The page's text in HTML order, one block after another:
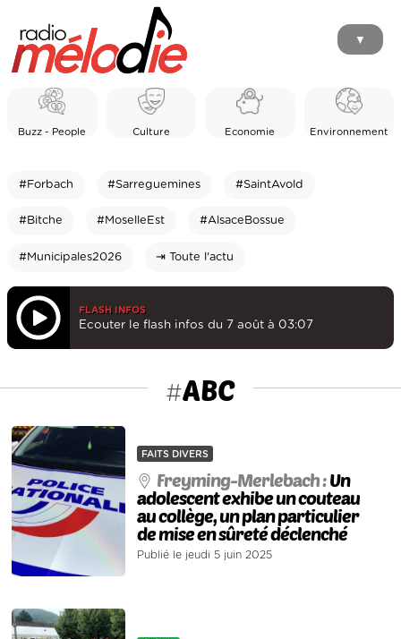
▼
Buzz - People Culture Economie Environnement
#Forbach #Sarreguemines #SaintAvold
#Bitche #MoselleEst #AlsaceBossue
#Municipales2026 ⇥ Toute l'actu
FLASH INFOS
Ecouter le flash infos du 7 août à 03:07
#ABC
FAITS DIVERS
Freyming-Merlebach :Un
adolescent exhibe un couteau
au collège, un plan particulier
de mise en sûreté déclenché
Publié le jeudi 5 juin 2025